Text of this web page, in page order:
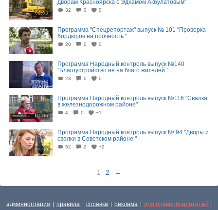
09:03
дворам Красноярска с Эдхамом Акбулатовым"
32 0 0
13:34
Программа "Спецрепортаж" выпуск № 101 "Проверка
бордюров на прочность "
20 0 0
08:02
Программа Народный контроль выпуск №140
"Благоустройство не на благо жителей "
23 0 0
07:05
Программа Народный контроль выпуск №116 "Свалка
в железнодорожном районе"
4 0 −1
08:59
Программа Народный контроль выпуск № 94 "Дворы и
свалки в Советском районе "
52 2 +2
1 2 →
администрация | правила | справка | реклама | для правообладателей |